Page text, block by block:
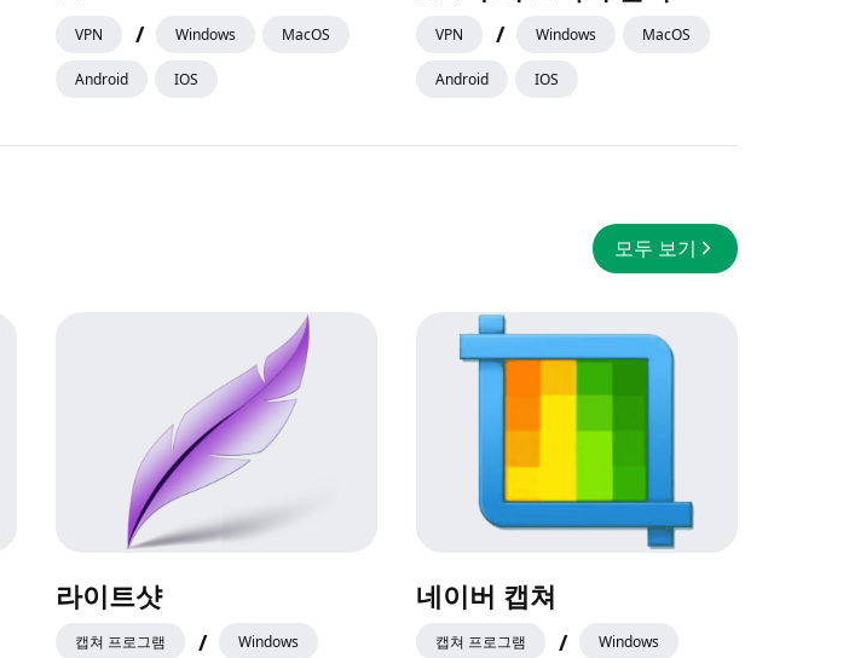
VPN / Windows MacOS
Android IOS
VPN / Windows MacOS
Android IOS
모두 보기
라이트샷
캡쳐 프로그램 / Windows
네이버 캡쳐
캡쳐 프로그램 / Windows